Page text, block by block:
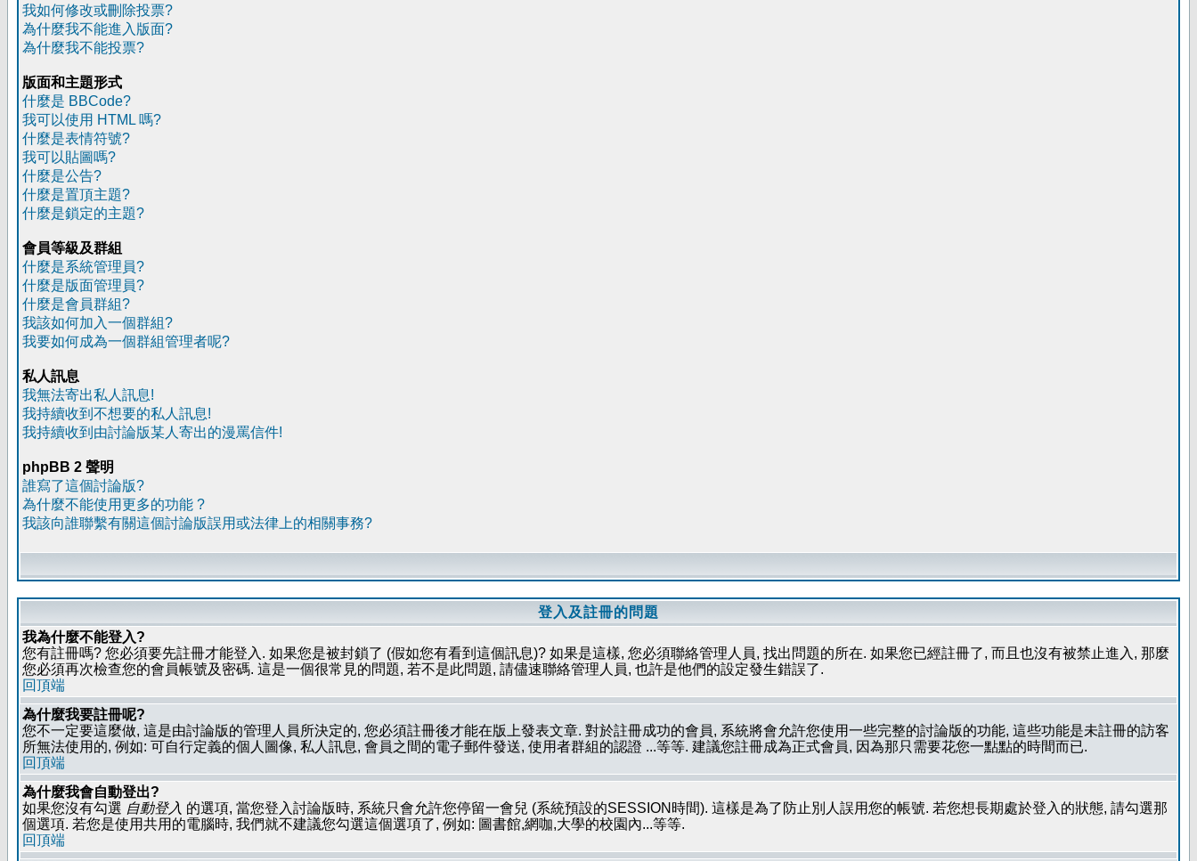
我如何修改或刪除投票?
為什麼我不能進入版面?
為什麼我不能投票?
版面和主題形式
什麼是 BBCode?
我可以使用 HTML 嗎?
什麼是表情符號?
我可以貼圖嗎?
什麼是公告?
什麼是置頂主題?
什麼是鎖定的主題?
會員等級及群組
什麼是系統管理員?
什麼是版面管理員?
什麼是會員群組?
我該如何加入一個群組?
我要如何成為一個群組管理者呢?
私人訊息
我無法寄出私人訊息!
我持續收到不想要的私人訊息!
我持續收到由討論版某人寄出的漫罵信件!
phpBB 2 聲明
誰寫了這個討論版?
為什麼不能使用更多的功能 ?
我該向誰聯繫有關這個討論版誤用或法律上的相關事務?
登入及註冊的問題
我為什麼不能登入?
您有註冊嗎? 您必須要先註冊才能登入. 如果您是被封鎖了 (假如您有看到這個訊息)? 如果是這樣, 您必須聯絡管理人員, 找出問題的所在. 如果您已經註冊了, 而且也沒有被禁止進入, 那麼
您必須再次檢查您的會員帳號及密碼. 這是一個很常見的問題, 若不是此問題, 請儘速聯絡管理人員, 也許是他們的設定發生錯誤了.
回頂端
為什麼我要註冊呢?
您不一定要這麼做, 這是由討論版的管理人員所決定的, 您必須註冊後才能在版上發表文章. 對於註冊成功的會員, 系統將會允許您使用一些完整的討論版的功能, 這些功能是未註冊的訪客
所無法使用的, 例如: 可自行定義的個人圖像, 私人訊息, 會員之間的電子郵件發送, 使用者群組的認證 ...等等. 建議您註冊成為正式會員, 因為那只需要花您一點點的時間而已.
回頂端
為什麼我會自動登出?
如果您沒有勾選 自動登入 的選項, 當您登入討論版時, 系統只會允許您停留一會兒 (系統預設的SESSION時間). 這樣是為了防止別人誤用您的帳號. 若您想長期處於登入的狀態, 請勾選那
個選項. 若您是使用共用的電腦時, 我們就不建議您勾選這個選項了, 例如: 圖書館,網咖,大學的校園內...等等.
回頂端